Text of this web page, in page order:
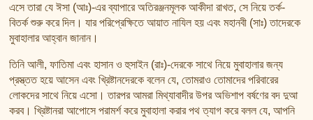
এসে তারা যে ঈসা (আঃ)-এর ব্যাপারে অতিরঞ্জনমূলক আকীদা রাখত, সে নিয়ে তর্ক-
বিতর্ক শুরু করে দিল। যার পরিপ্রেক্ষিতে আয়াত নাযিল হয় এবং মহানবী (সাঃ) তাদেরকে
মুবাহালার আহ্বান জানান।
তিনি আলী, ফাতিমা এবং হাসান ও হুসাইন (রাঃ)-দেরকে সাথে নিয়ে মুবাহালার জন্য
প্রস্ত্তত হয়ে আসেন এবং খ্রিষ্টানদেরকে বলেন যে, তোমরাও তোমাদের পরিবারের
লোকদের সাথে নিয়ে এসো। তারপর আমরা মিথ্যাবাদীর উপর অভিশাপ বর্ষণের বদ দুআ
করব। খ্রিষ্টানরা আপোসে পরামর্শ করে মুবাহালা করার পথ ত্যাগ করে বলল যে, আপনি